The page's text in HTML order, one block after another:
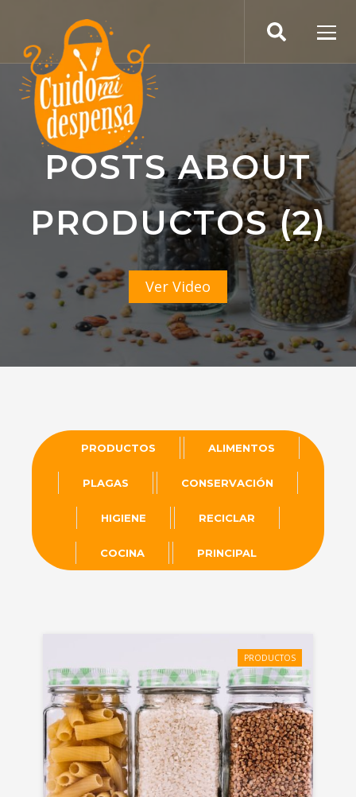
POSTS ABOUT
PRODUCTOS (2)
Ver Video
PRODUCTOS ALIMENTOS
PLAGAS CONSERVACIÓN
HIGIENE RECICLAR
COCINA PRINCIPAL
PRODUCTOS